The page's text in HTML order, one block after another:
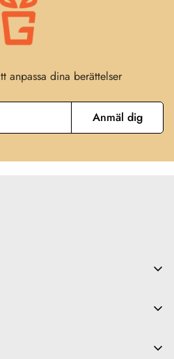
anpassa dina berättelser
Anmäl dig